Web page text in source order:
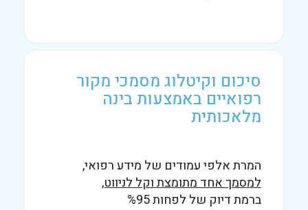
סיכום וקיטלוג מסמכי מקור
רפואיים באמצעות בינה
מלאכותית
המרת אלפי עמודים של מידע רפואי,
למסמך אחד מתומצת וקל לניווט,
ברמת דיוק של לפחות %95